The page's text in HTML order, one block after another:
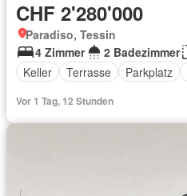
CHF 2'280'000
Paradiso, Tessin
4 Zimmer
2 Badezimmer
Keller
Terrasse Parkplatz
Vor 1 Tag, 12 Stunden